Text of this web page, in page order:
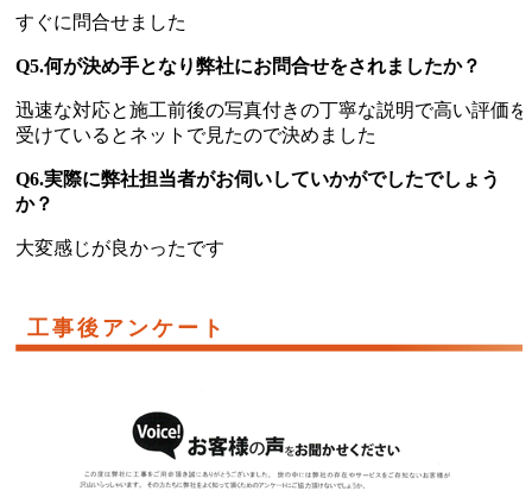
すぐに問合せました
Q5.何が決め手となり弊社にお問合せをされましたか？
迅速な対応と施工前後の写真付きの丁寧な説明で高い評価を
受けているとネットで見たので決めました
Q6.実際に弊社担当者がお伺いしていかがでしたでしょう
か？
大変感じが良かったです
工事後アンケート